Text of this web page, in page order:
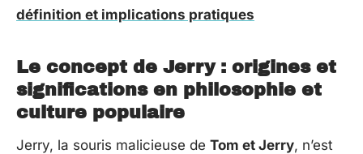
définition et implications pratiques
Le concept de Jerry : origines et
significations en philosophie et
culture populaire
Jerry, la souris malicieuse de Tom et Jerry, n’est